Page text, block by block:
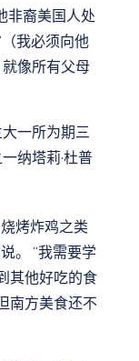
非裔美国人处
我必须向他
像所有父母
一所为期三
纳塔莉·杜普
烤炸鸡之类
。 “我需要学
其他好吃的食
南方美食还不